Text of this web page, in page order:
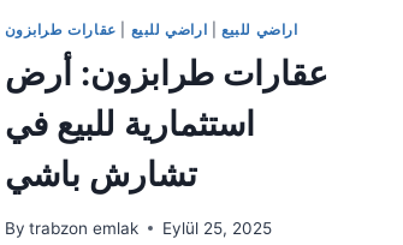
اراضي للبيع اراضي للبيع عقارات طرابزون
عقارات طرابزون: أرض
استثمارية للبيع في
تشارش باشي
By trabzon emlak Eylül 25, 2025